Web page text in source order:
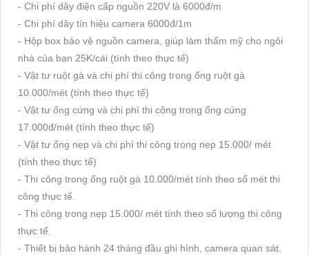
- Chi phí dây điện cấp nguồn 220V là 6000đ/m
- Chi phí dây tín hiệu camera 6000đ/1m
- Hộp box bảo vệ nguồn camera, giúp làm thẩm mỹ cho ngôi
nhà của bạn 25K/cái (tính theo thực tế)
- Vật tư ruột gà và chi phí thi công trong ống ruột gà
10.000/mét (tính theo thực tế)
- Vật tư ống cứng và chi phí thi công trong ống cứng
17.000đ/mét (tính theo thực tế)
- Vật tư ống nẹp và chi phí thi công trong nẹp 15.000/ mét
(tính theo thực tế)
- Thi công trong ống ruột gà 10.000/mét tính theo số mét thi
công thực tế.
- Thi công trong nẹp 15.000/ mét tính theo số lượng thi công
thực tế.
- Thiết bị bảo hành 24 tháng đầu ghi hình, camera quan sát.